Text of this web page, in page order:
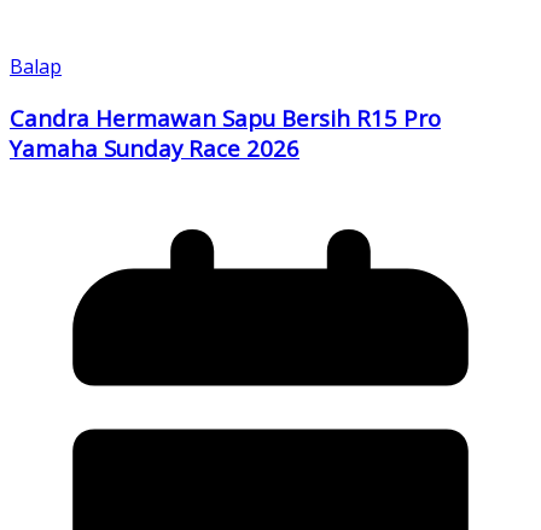
Balap
Candra Hermawan Sapu Bersih R15 Pro
Yamaha Sunday Race 2026